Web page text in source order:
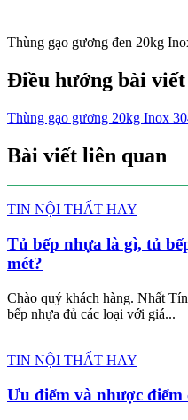
Thùng gạo gương đen 20kg
Điều hướng bài viết
Thùng gạo gương 20kg Inox
Bài viết liên quan
TIN NỘI THẤT HAY
Tủ bếp nhựa là gì, tủ
mét?
Chào quý khách hàng. Nhất
bếp nhựa đủ các loại với giá...
TIN NỘI THẤT HAY
Ưu điểm và nhược